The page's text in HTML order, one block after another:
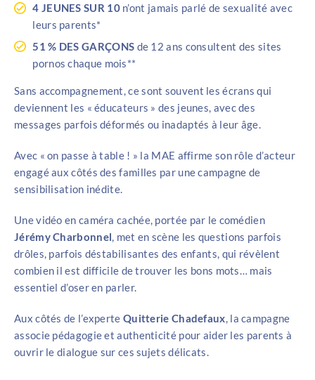
4 JEUNES SUR 10n’ont jamais parlé de sexualité avec
leurs parents*
51 % DES GARÇONS de 12 ans consultent des sites
pornos chaque mois**
Sans accompagnement, ce sont souvent les écrans qui
deviennent les « éducateurs » des jeunes, avec des
messages parfois déformés ou inadaptés à leur âge.
Avec « on passe à table ! » la MAE affirme son rôle d’acteur
engagé aux côtés des familles par une campagne de
sensibilisation inédite.
Une vidéo en caméra cachée, portée par le comédien
Jérémy Charbonnel, met en scène les questions parfois
drôles, parfois déstabilisantes des enfants, qui révèlent
combien il est difficile de trouver les bons mots… mais
essentiel d’oser en parler.
Aux côtés de l’experte Quitterie Chadefaux, la campagne
associe pédagogie et authenticité pour aider les parents à
ouvrir le dialogue sur ces sujets délicats.